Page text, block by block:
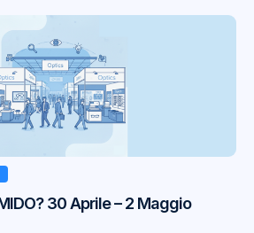
30 Aprile – 2 Maggio